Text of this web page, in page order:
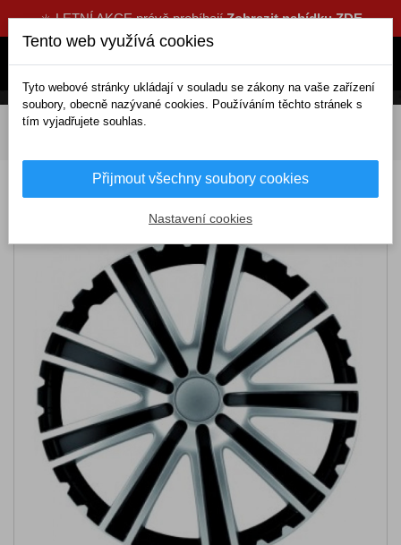
☀️ LETNÍ AKCE právě probíhajíZobrazit nabídku ZDE
DOMOV Exteriérové doplňky
Poklice TORO BLACK/SILVER16 – ARGO
Tento web využívá cookies
Tyto webové stránky ukládají v souladu se zákony na vaše zařízení
soubory, obecně nazývané cookies. Používáním těchto stránek s
tím vyjadřujete souhlas.
Přijmout všechny soubory cookies
Nastavení cookies